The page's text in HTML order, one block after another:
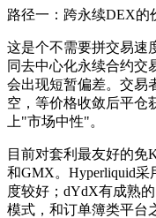
路径一：跨永续DEX的
这是个不需要拼交易速
同去中心化永续合约交
会出现短暂偏差。交易
空，等价格收敛后平仓
上"市场中性"。
目前对套利最友好的免
和GMX。Hyperliquid
度较好；dYdX有成熟
模式，和订单簿类平台